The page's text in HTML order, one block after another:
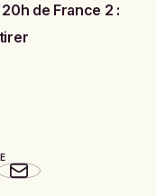
de France 2 :